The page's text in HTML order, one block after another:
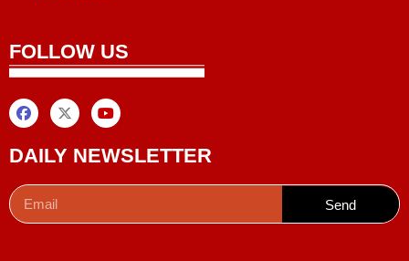
FOLLOW US
DAILY NEWSLETTER
Send